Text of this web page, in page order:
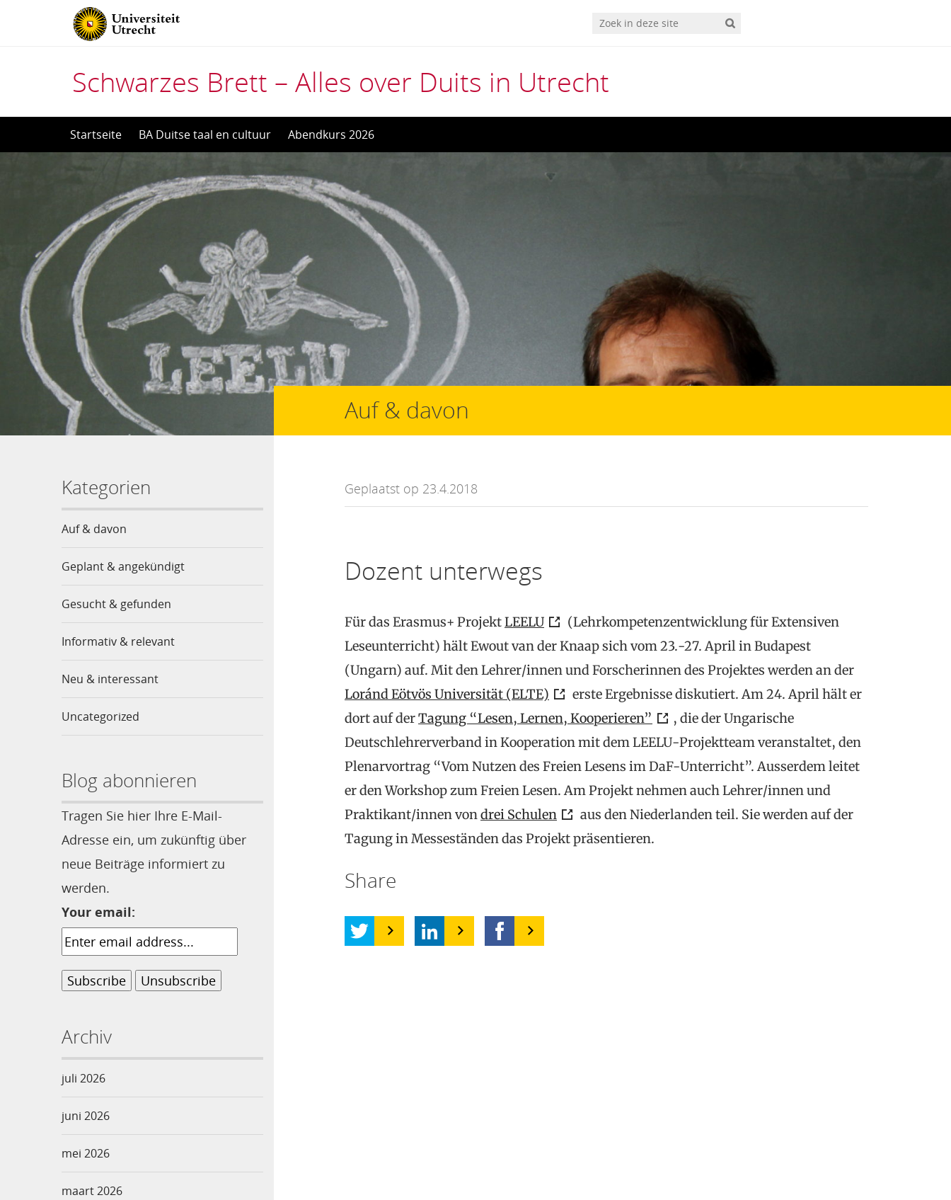
Schwarzes Brett – Alles over Duits in Utrecht
naar
Startseite BA Duitse taal en cultuur Abendkurs 2026
Kategorien
Auf & davon
Geplant & angekündigt
Gesucht & gefunden
Informativ & relevant
Neu & interessant
Uncategorized
Blog abonnieren
Tragen Sie hier Ihre E-Mail-
Adresse ein, um zukünftig über
neue Beiträge informiert zu
werden.
Your email:
Archiv
juli 2026
juni 2026
mei 2026
maart 2026
Auf & davon
Geplaatst op 23.4.2018
Dozent unterwegs
Für das Erasmus+ ProjektLEELU
(Lehrkompetenzentwicklung für Extensiven
Leseunterricht) hält Ewout van der Knaap sich vom 23.-27. April in Budapest
(Ungarn) auf. Mit den Lehrer/innen und Forscherinnen des Projektes werden an der
Loránd Eötvös Universität (ELTE)
erste Ergebnisse diskutiert. Am 24. April hält er
dort auf derTagung “Lesen, Lernen, Kooperieren”
, die der Ungarische
Deutschlehrerverband in Kooperation mit dem LEELU-Projektteam veranstaltet, den
Plenarvortrag “Vom Nutzen des Freien Lesens im DaF-Unterricht”. Ausserdem leitet
er den Workshop zum Freien Lesen. Am Projekt nehmen auch Lehrer/innen und
Praktikant/innen vondrei Schulen
aus den Niederlanden teil. Sie werden auf der
Tagung in Messeständen das Projekt präsentieren.
Share